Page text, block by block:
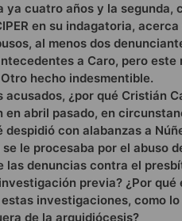
cuatro años y la segunda,
en su indagatoria,
al menos dos
a Caro, pero este
hecho indesmentible.
¿por qué Cristián
abril pasado, en
con alabanzas a
le procesaba por el abuso
las denuncias contra el
previa? ¿Por qué
investigaciones, como
de la arquidiócesis?